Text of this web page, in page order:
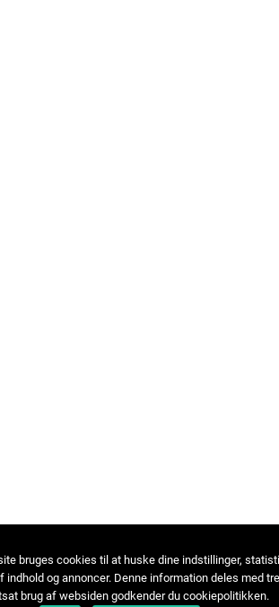
bruges cookies til at huske dine indstillinger,
indhold og annoncer. Denne information deles med
brug af websiden godkender du cookiepolitikken.